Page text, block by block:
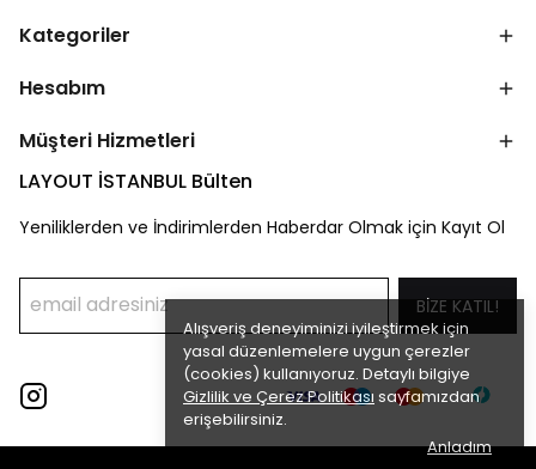
Alışveriş deneyiminizi iyileştirmek için
yasal düzenlemelere uygun çerezler
(cookies) kullanıyoruz. Detaylı bilgiye
Gizlilik ve Çerez Politikası sayfamızdan
erişebilirsiniz.
Anladım
Kategoriler
Hesabım
Müşteri Hizmetleri
LAYOUT İSTANBUL Bülten
Yeniliklerden ve İndirimlerden Haberdar Olmak için Kayıt Ol
BİZE KATIL!